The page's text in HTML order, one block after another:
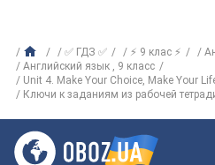
✅ ГДЗ ✅ ⚡ 9 клас ⚡
Английский язык , 9 класс
Unit 4. Make Your Choice, Make Your
Ключи к заданиям из рабочей